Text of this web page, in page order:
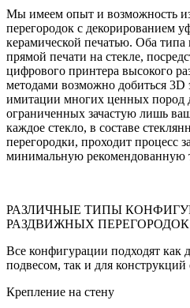
Мы имеем опыт и возможность
перегородок с декорированием
керамической печатью. Оба типа
прямой печати на стекле,
цифрового принтера высокого
методами возможно добиться
имитации многих ценных пород
ограниченных зачастую лишь
каждое стекло, в составе
перегородки, проходит процесс
минимальную рекомендованную
РАЗЛИЧНЫЕ ТИПЫ
РАЗДВИЖНЫХ ПЕРЕГОРОДОК
Все конфигурации подходят как
подвесом, так и для
Крепление на стену